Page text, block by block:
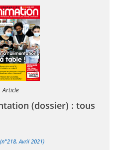
Article
(dossier) : tous
Avril 2021)